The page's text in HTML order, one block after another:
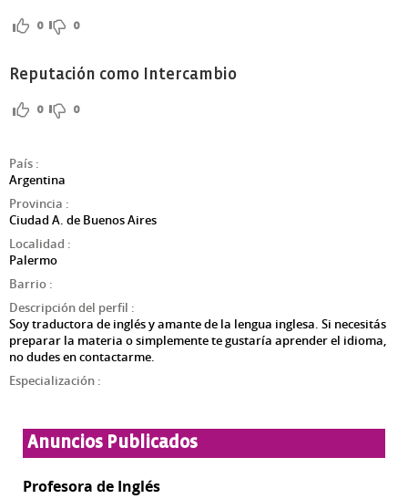
0 0
Reputación como Intercambio
0 0
País :
Argentina
Provincia :
Ciudad A. de Buenos Aires
Localidad :
Palermo
Barrio :
Descripción del perfil :
Soy traductora de inglés y amante de la lengua inglesa. Si necesitás
preparar la materia o simplemente te gustaría aprender el idioma,
no dudes en contactarme.
Especialización :
Anuncios Publicados
Profesora de Inglés